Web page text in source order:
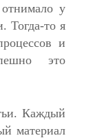
у
Тогда-то я
и
это
Каждый
материал